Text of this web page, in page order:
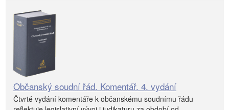
Občanský soudní řád. Komentář. 4. vydání
Čtvrté vydání komentáře k občanskému soudnímu řádu